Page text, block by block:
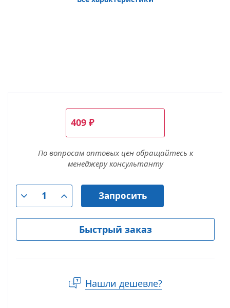
409 ₽
По вопросам оптовых цен обращайтесь к
менеджеру консультанту
Запросить
Быстрый заказ
Нашли дешевле?